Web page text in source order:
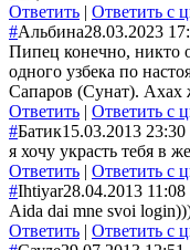
Ответить | Ответить с
#Альбина28.03.2023
Пипец конечно, никто
одного узбека по
Сапаров (Сунат). Ахах
Ответить | Ответить с
#Батик15.03.2013 23:30
я хочу украсть тебя в
Ответить | Ответить с
#Ihtiyar28.04.2013 11:08
Aida dai mne svoi
Ответить | Ответить с